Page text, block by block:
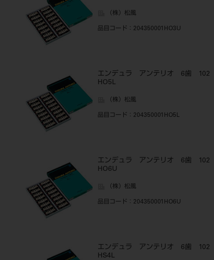
（株）松風
品目コード ：204350001HO3U
エンデュラ アンテリオ 6歯 102
HO5L
（株）松風
品目コード ：204350001HO5L
エンデュラ アンテリオ 6歯 102
HO6U
（株）松風
品目コード ：204350001HO6U
エンデュラ アンテリオ 6歯 102
HS4L